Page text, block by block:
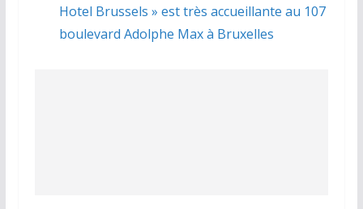
Hotel Brussels » est très accueillante au 107
boulevard Adolphe Max à Bruxelles